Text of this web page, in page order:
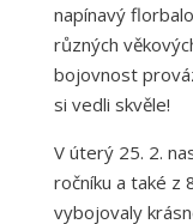
napínavý
různých
bojovnost
si vedli skvěle!
V úterý 25. 2.
ročníku a také z
vybojovaly